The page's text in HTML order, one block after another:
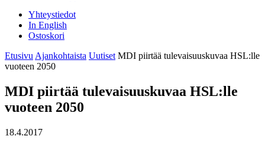
Yhteystiedot
In English
Ostoskori
Etusivu Ajankohtaista Uutiset MDI piirtää tulevaisuuskuvaa HSL:lle
vuoteen 2050
MDI piirtää tulevaisuuskuvaa HSL:lle
vuoteen 2050
18.4.2017